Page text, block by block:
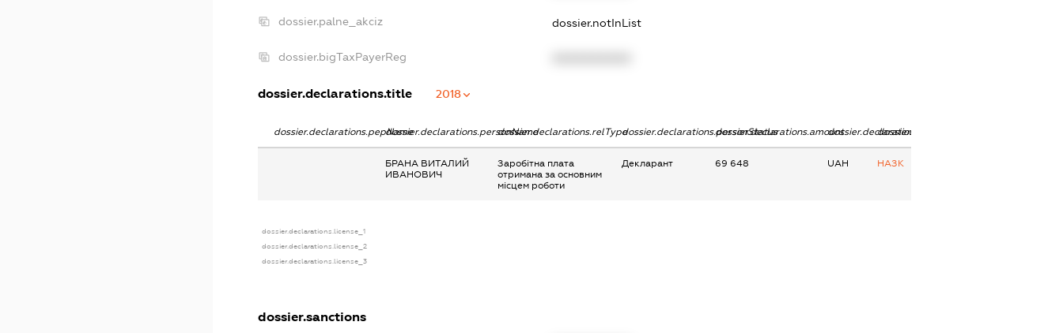
dossier.palne_akciz dossier.notInList
dossier.bigTaxPayerReg
dossier.declarations.title 2018
dossier.declarations.pepNamedossier.declarations.personNamedossier.declarations.relTypedossier.declarations.personStatusdossier.declarations.amountdossier.declarations.currency
dossier.declarations.source
БРАНА ВИТАЛИЙ
ИВАНОВИЧ
Заробітна плата
отримана за основним
місцем роботи
Декларант 69 648 UAH НАЗК
dossier.declarations.license_1
dossier.declarations.license_2
dossier.declarations.license_3
dossier.sanctions